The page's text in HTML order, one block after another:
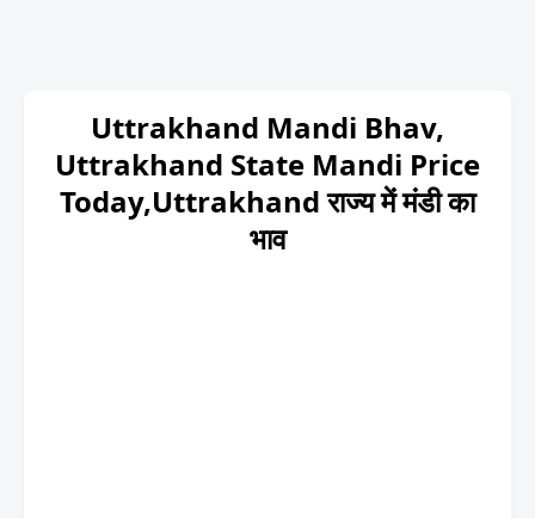
Uttrakhand Mandi Bhav,
Uttrakhand State Mandi Price
Today,Uttrakhand राज्य में मंडी का
भाव